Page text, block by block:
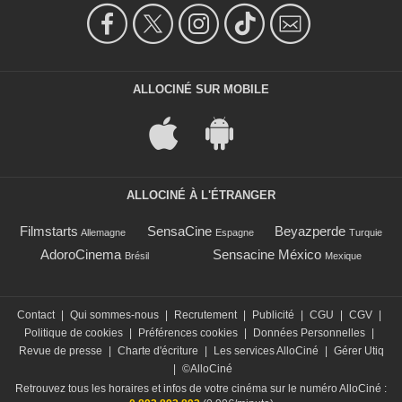
ALLOCINÉ SUR MOBILE
ALLOCINÉ À L'ÉTRANGER
Filmstarts Allemagne SensaCine Espagne Beyazperde Turquie
AdoroCinema Brésil Sensacine México Mexique
Contact Qui sommes-nous Recrutement Publicité CGU CGV
Politique de cookies
Préférences cookies Données Personnelles
Revue de presse
Charte d'écriture Les services AlloCiné
Gérer Utiq
©AlloCiné
Retrouvez tous les horaires et infos de votre cinéma sur le numéro AlloCiné :